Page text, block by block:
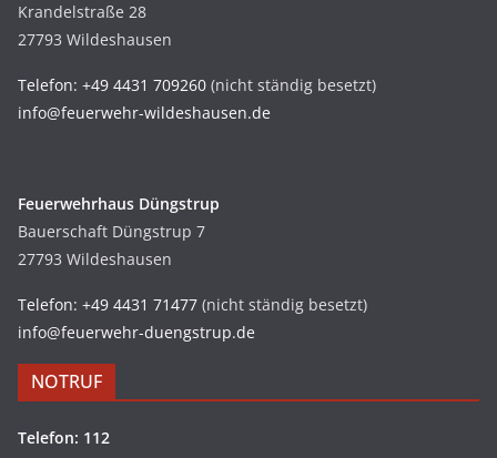
Krandelstraße 28
27793 Wildeshausen
Telefon: +49 4431 709260 (nicht ständig besetzt)
info@feuerwehr-wildeshausen.de
Feuerwehrhaus Düngstrup
Bauerschaft Düngstrup 7
27793 Wildeshausen
Telefon: +49 4431 71477 (nicht ständig besetzt)
info@feuerwehr-duengstrup.de
NOTRUF
Telefon: 112